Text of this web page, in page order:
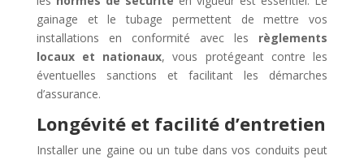
gainage et le tubage permettent de mettre vos
installations en conformité avec les règlements
locaux et nationaux, vous protégeant contre les
éventuelles sanctions et facilitant les démarches
d’assurance.
Longévité et facilité d’entretien
Installer une gaine ou un tube dans vos conduits peut